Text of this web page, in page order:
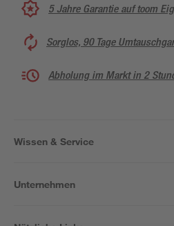
5 Jahre Garantie auf toom
Sorglos, 90 Tage
Abholung im Markt in 2
Wissen & Service
Unternehmen